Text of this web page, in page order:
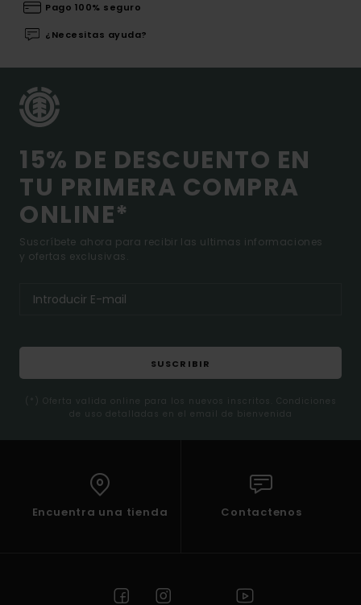
Pago 100% seguro
¿Necesitas ayuda?
15% DE DESCUENTO EN
TU PRIMERA COMPRA
ONLINE*
Suscríbete ahora para recibir las ultimas informaciones
y ofertas exclusivas.
SUSCRIBIR
(*) Oferta valida online para los nuevos inscritos. Condiciones
de uso detalladas en el email de bienvenida
Encuentra una tienda Contactenos